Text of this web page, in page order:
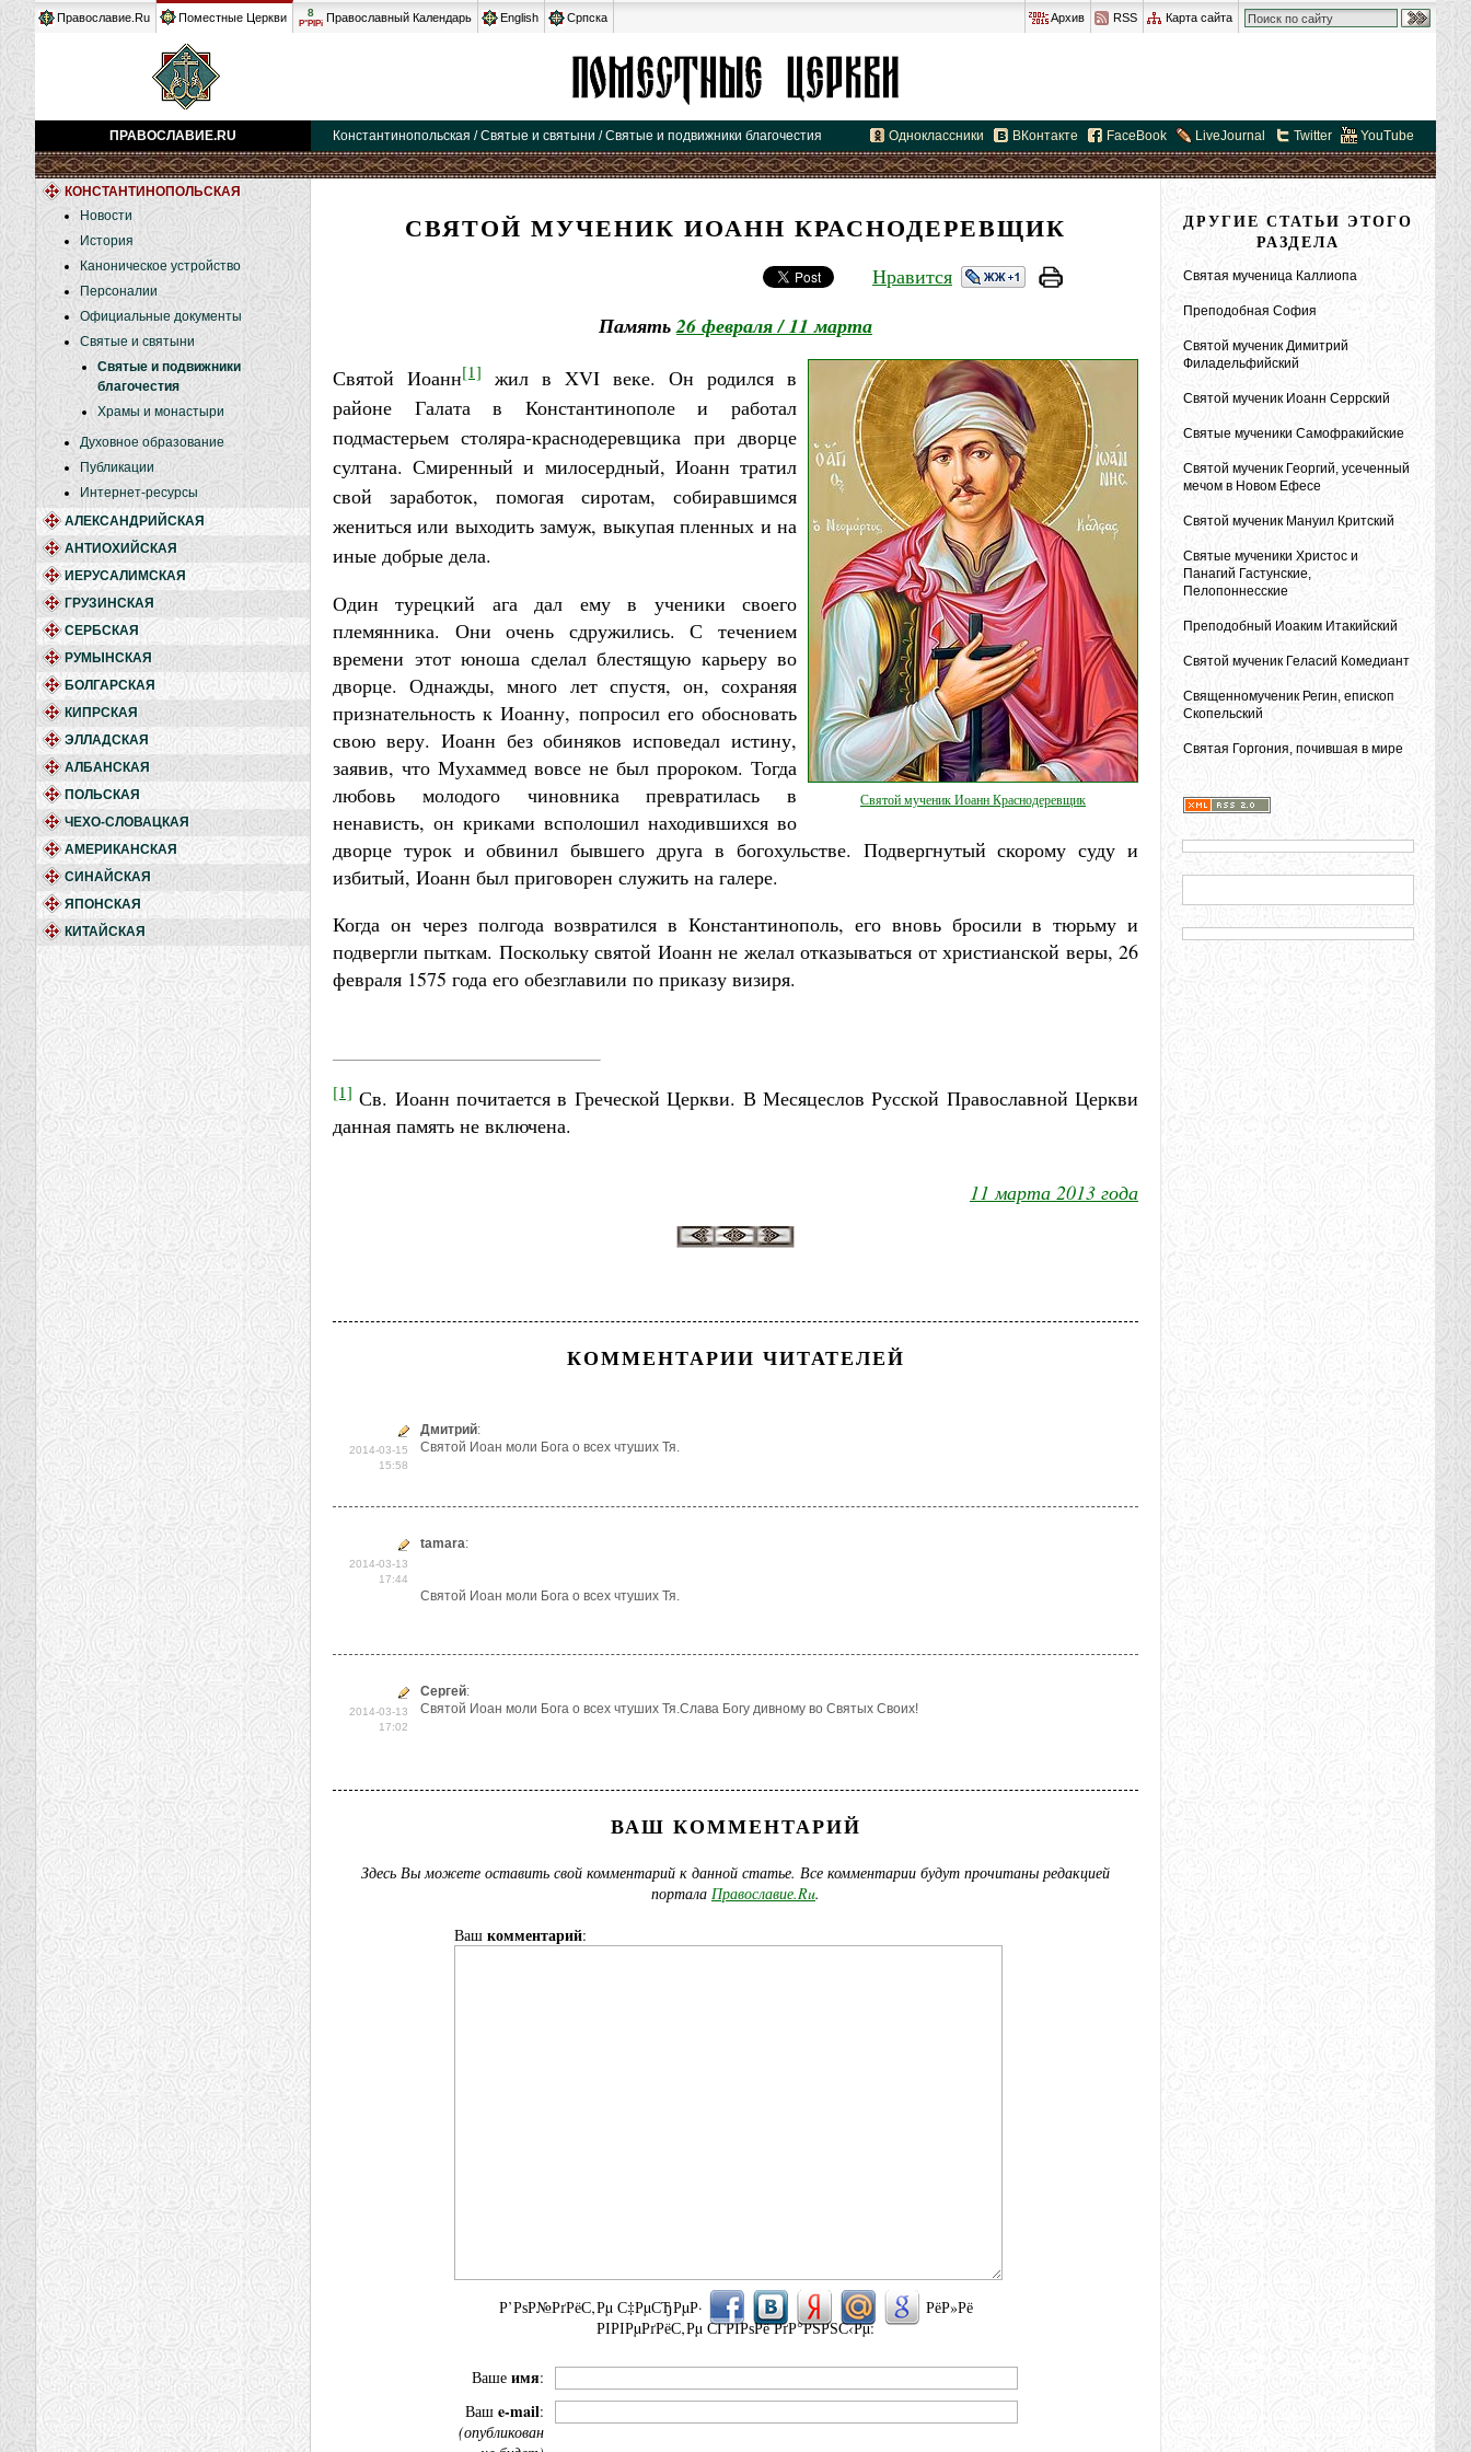
Православие.Ru Поместные Церкви 8
Р°РІРі Православный Календарь English Српска Архив RSS Карта сайта
ПРАВОСЛАВИЕ.RU Константинопольская / Святые и святыни / Святые и подвижники благочестия Одноклассники ВКонтакте FaceBook LiveJournal Twitter YouTube
КОНСТАНТИНОПОЛЬСКАЯ
Новости
История
Каноническое устройство
Персоналии
Официальные документы
Святые и святыни
Святые и подвижники
благочестия
Храмы и монастыри
Духовное образование
Публикации
Интернет-ресурсы
АЛЕКСАНДРИЙСКАЯ
АНТИОХИЙСКАЯ
ИЕРУСАЛИМСКАЯ
ГРУЗИНСКАЯ
СЕРБСКАЯ
РУМЫНСКАЯ
БОЛГАРСКАЯ
КИПРСКАЯ
ЭЛЛАДСКАЯ
АЛБАНСКАЯ
ПОЛЬСКАЯ
ЧЕХО-СЛОВАЦКАЯ
АМЕРИКАНСКАЯ
СИНАЙСКАЯ
ЯПОНСКАЯ
КИТАЙСКАЯ
СВЯТОЙ МУЧЕНИК ИОАНН КРАСНОДЕРЕВЩИК
Нравится
Память26 февраля / 11 марта
Святой мученик Иоанн Краснодеревщик
Святой Иоанн[1]
жил в XVI веке. Он родился в
районе Галата в Константинополе и работал
подмастерьем столяра-краснодеревщика при дворце
султана. Смиренный и милосердный, Иоанн тратил
свой заработок, помогая сиротам, собиравшимся
жениться или выходить замуж, выкупая пленных и на
иные добрые дела.
Один турецкий ага дал ему в ученики своего
племянника. Они очень сдружились. С течением
времени этот юноша сделал блестящую карьеру во
дворце. Однажды, много лет спустя, он, сохраняя
признательность к Иоанну, попросил его обосновать
свою веру. Иоанн без обиняков исповедал истину,
заявив, что Мухаммед вовсе не был пророком. Тогда
любовь молодого чиновника превратилась в
ненависть, он криками всполошил находившихся во
дворце турок и обвинил бывшего друга в богохульстве. Подвергнутый скорому суду и
избитый, Иоанн был приговорен служить на галере.
Когда он через полгода возвратился в Константинополь, его вновь бросили в тюрьму и
подвергли пыткам. Поскольку святой Иоанн не желал отказываться от христианской веры, 26
февраля 1575 года его обезглавили по приказу визиря.
[1] Св. Иоанн почитается в Греческой Церкви. В Месяцеслов Русской Православной Церкви
данная память не включена.
11 марта 2013 года
КОММЕНТАРИИ ЧИТАТЕЛЕЙ
2014-03-15
15:58
Дмитрий:
Святой Иоан моли Бога о всех чтуших Тя.
2014-03-13
17:44
tamara:
Святой Иоан моли Бога о всех чтуших Тя.
2014-03-13
17:02
Сергей:
Святой Иоан моли Бога о всех чтуших Тя.Слава Богу дивному во Святых Своих!
ВАШ КОММЕНТАРИЙ
Здесь Вы можете оставить свой комментарий к данной статье. Все комментарии будут прочитаны редакцией
портала Православие.Ru.
Ваш комментарий:
Р’РѕР№РґРёС‚Рµ С‡РµСЂРµР·
РёР»Рё
РІРІРµРґРёС‚Рµ СЃРІРѕРё РґР°РЅРЅС‹Рµ:
Ваше имя:
Ваш e-mail:
(опубликован
ДРУГИЕ СТАТЬИ ЭТОГО
РАЗДЕЛА
Святая мученица Каллиопа
Преподобная София
Святой мученик Димитрий
Филадельфийский
Святой мученик Иоанн Серрский
Святые мученики Самофракийские
Святой мученик Георгий, усеченный
мечом в Новом Ефесе
Святой мученик Мануил Критский
Святые мученики Христос и
Панагий Гастунские,
Пелопоннесские
Преподобный Иоаким Итакийский
Святой мученик Геласий Комедиант
Священномученик Регин, епископ
Скопельский
Святая Горгония, почившая в мире